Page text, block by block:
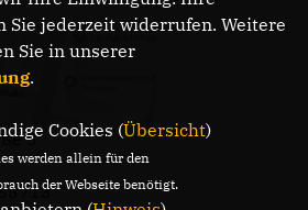
3
Sie jederzeit widerrufen. Weitere
Sie in unserer
.
Cookies (Übersicht)
werden allein für den
der Webseite benötigt.